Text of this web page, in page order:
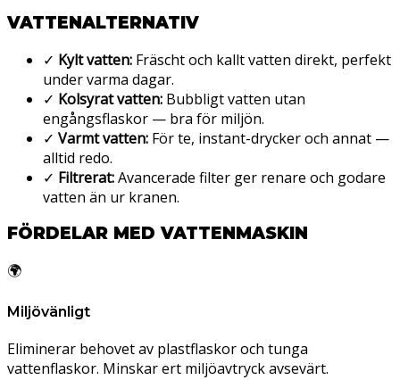
VATTENALTERNATIV
✓ Kylt vatten: Fräscht och kallt vatten direkt, perfekt
under varma dagar.
✓ Kolsyrat vatten: Bubbligt vatten utan
engångsflaskor — bra för miljön.
✓ Varmt vatten: För te, instant-drycker och annat —
alltid redo.
✓ Filtrerat:Avancerade filter ger renare och godare
vatten än ur kranen.
FÖRDELAR MED VATTENMASKIN
🌍
Miljövänligt
Eliminerar behovet av plastflaskor och tunga
vattenflaskor. Minskar ert miljöavtryck avsevärt.